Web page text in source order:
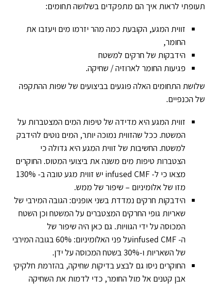
תעופתי לראות איך הם מתפקדים בשלושה תחומים:
זווית המגע, הקובעת כמה מהר יזרמו מים ויעזבו את
החומר,
הידבקות של חרקים למשטח
פגיעות החומר לארוזיה / שחיקה.
שלושת התחומים האלה פוגעים בביצועים של שפות ההתקפה
של הכנפיים.
זווית המגע היא מדידה של טיפות המים המצטברות על
המשטח. ככל שהזווית נמוכה יותר, המים נוטים להידבק
למשטח. החשיבות של זווית המגע היא גדולה כי
הצטברות טיפות מים משנה את ביצועי המטוס. החוקרים
מצאו כי ל- infused CMF
יש זווית מגע טובה ב- 130%
מזו של אלומיניום – שיפור של ממש.
הידבקות חרקים נמדדת בשני אופנים: הגובה המירבי של
שאריות גופי החרקים המצטברים על המשטח וכן השטח
המכוסה על ידי הגוויות. גם כאן היה שיפור של
ה- infused CMF
על פני האלומיניום: 60% בגובה המירבי
של השאריות ו-30% בשטח המכוסה על ידן.
החוקרים ניסו גם לבצע בדיקות שחיקה, בהזרמת חלקיקי
אבן קטנים אל מול החומר, כדי לדמות את השחיקה